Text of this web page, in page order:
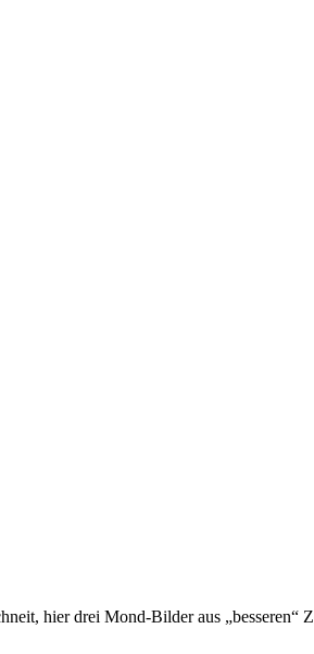
hier drei Mond-Bilder aus „besseren“